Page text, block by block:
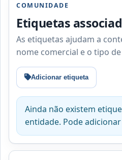
COMUNIDADE
Etiquetas
As etiquetas ajudam a
nome comercial e o tipo
Adicionar etiqueta
Ainda não existem
entidade. Pode